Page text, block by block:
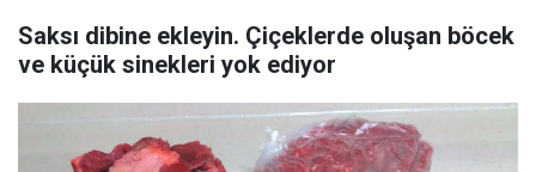
Saksı dibine ekleyin. Çiçeklerde oluşan böcek
ve küçük sinekleri yok ediyor